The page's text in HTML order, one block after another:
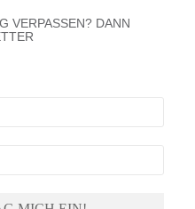
VERPASSEN? DANN